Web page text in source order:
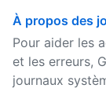
À propos des
Pour aider les
et les erreurs,
journaux